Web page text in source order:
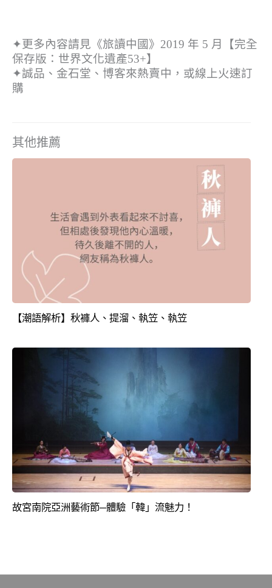
✦更多內容請見《旅讀中國》2019 年 5 月【完全
保存版：世界文化遺產53+】
✦誠品、金石堂、博客來熱賣中，或線上火速訂
購
其他推薦
【潮語解析】秋褲人、提溜、執笠、執笠
故宮南院亞洲藝術節─體驗「韓」流魅力！